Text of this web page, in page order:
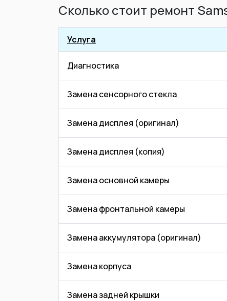
Сколько стоит ремонт
Услуга
Диагностика
Замена сенсорного стекла
Замена дисплея (оригинал)
Замена дисплея (копия)
Замена основной камеры
Замена фронтальной камеры
Замена аккумулятора (оригинал)
Замена корпуса
Замена задней крышки